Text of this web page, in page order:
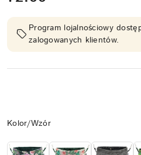
Program lojalnościowy
zalogowanych klientów.
Wariant
Kolor/Wzór